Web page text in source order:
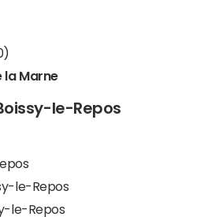
la Marne
le-Repos
le-Repos
le-Repos